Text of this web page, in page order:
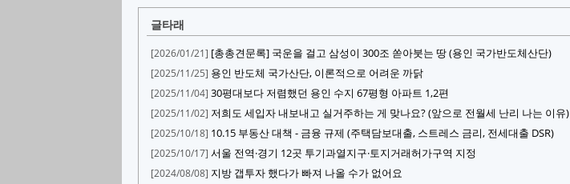
글타래
[2026/01/21] [총총견문록] 국운을 걸고 삼성이 300조 쏟아붓는 땅 (용인 국가반도체산단)
[2025/11/25] 용인 반도체 국가산단, 이론적으로 어려운 까닭
[2025/11/04] 30평대보다 저렴했던 용인 수지 67평형 아파트 1,2편
[2025/11/02] 저희도 세입자 내보내고 실거주하는 게 맞나요? (앞으로 전월세 난리 나는 이유)
[2025/10/18] 10.15 부동산 대책 - 금융 규제 (주택담보대출, 스트레스 금리, 전세대출 DSR)
[2025/10/17] 서울 전역·경기 12곳 투기과열지구·토지거래허가구역 지정
[2024/08/08] 지방 갭투자 했다가 빠져 나올 수가 없어요